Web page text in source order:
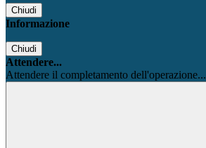
Chiudi
Informazione
Chiudi
Attendere...
Attendere il completamento dell'operazione...